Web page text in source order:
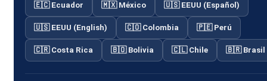
🇪🇨 Ecuador 🇲🇽 México 🇺🇸 EEUU (Español)
🇺🇸 EEUU (English) 🇨🇴 Colombia 🇵🇪 Perú
🇨🇷 Costa Rica 🇧🇴 Bolivia 🇨🇱 Chile 🇧🇷 Brasil